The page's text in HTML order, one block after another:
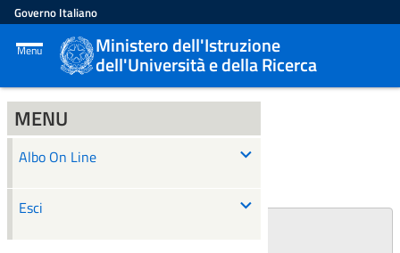
Governo Italiano
Menu Ministero dell'Istruzione
dell'Università e della Ricerca
MENU
Albo On Line
Esci
ALBO ON LINE
Ricerca